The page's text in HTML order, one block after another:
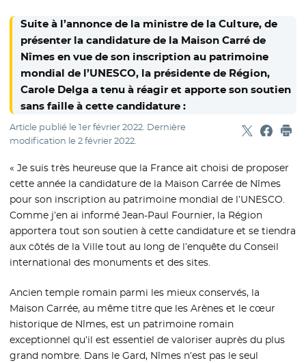
Suite à l’annonce de la ministre de la Culture, de
présenter la candidature de la Maison Carré de
Nîmes en vue de son inscription au patrimoine
mondial de l’UNESCO, la présidente de Région,
Carole Delga a tenu à réagir et apporte son soutien
sans faille à cette candidature :
Article publié le1er février 2022. Dernière
modification le2 février 2022. Partager
- Nouvelle
-
« Je suis très heureuse que la France ait choisi de proposer
cette année la candidature de la Maison Carrée de Nîmes
pour son inscription au patrimoine mondial de l’UNESCO.
Comme j’en ai informé Jean-Paul Fournier, la Région
apportera tout son soutien à cette candidature et se tiendra
aux côtés de la Ville tout au long de l’enquête du Conseil
international des monuments et des sites.
Ancien temple romain parmi les mieux conservés, la
Maison Carrée, au même titre que les Arènes et le cœur
historique de Nîmes, est un patrimoine romain
exceptionnel qu’il est essentiel de valoriser auprès du plus
grand nombre. Dans le Gard, Nîmes n’est pas le seul